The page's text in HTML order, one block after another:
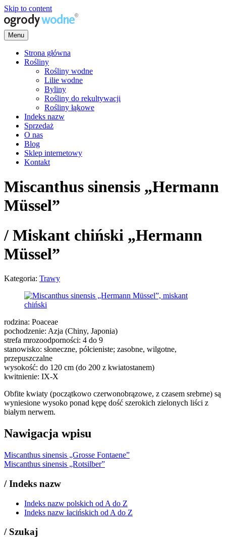
Skip to content
ogrody wodne
Menu
Strona główna
Rośliny
Rośliny wodne
Lilie wodne
Byliny
Rośliny do rekultywacji
Rośliny łąkowe
Indeks nazw
Sprzedaż
O nas
Blog
Sklep internetowy
Kontakt
Miscanthus sinensis „Hermann
Müssel”
/ Miskant chiński „Hermann
Müssel”
Kategoria: Trawy
rodzina: Poaceae
pochodzenie: Azja (Chiny, Japonia)
strefa mrozoodporności: 4 do 9
stanowisko: słoneczne, półcieniste; zasobne, wilgotne,
przepuszczalne
wysokość: do 120 cm (do 200 z kwiatostanem)
kwitnienie: IX-X
Obfite kwiaty (początkowo czerwonobrązowe, z czasem srebrne) są
wyniesione wysoko ponad kępę dość szerokich zielonych liści z
białym nerwem.
Nawigacja wpisu
Miscanthus sinensis „Grosse Fontaene”
Miscanthus sinensis „Rotsilber”
/Indeks nazw
Indeks nazw polskich od A do Z
Indeks nazw łacińskich od A do Z
/ Szukaj